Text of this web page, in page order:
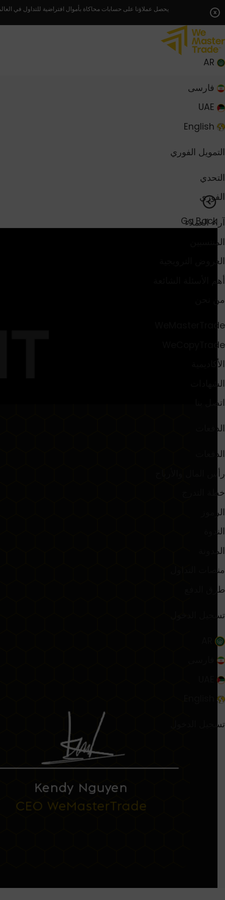
Skip
to
content
يحصل عملاؤنا على حسابات محاكاة بأموال افتراضية للتداول في x
فارسی
التمويل الفوري
التحدي
الفوري
آراء العملاء
المنتسبين
العروض الترويجية
أهم الأسئلة الشائعة
من نحن
WeMasterTrade
WeCopyTrade
الأكاديمية
الشهادات
اتصل بنا
الدفعات
الدفعات
رأس المال والأرباح
خطة التدرج
الرموز
الندوة
المدونة
منصات التداول
طرق الدفع
تسجيل الدخول
تسجيل الدخول
Go Back